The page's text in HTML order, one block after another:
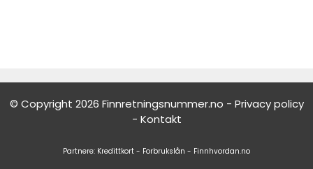
© Copyright 2026 Finnretningsnummer.no - Privacy policy
- Kontakt
Partnere: Kredittkort - Forbrukslån - Finnhvordan.no